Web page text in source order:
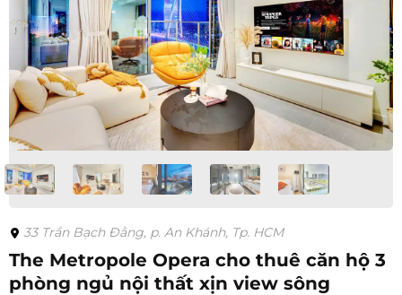
33 Trần Bạch Đằng, p. An Khánh, Tp. HCM
The Metropole Opera cho thuê căn hộ 3
phòng ngủ nội thất xịn view sông